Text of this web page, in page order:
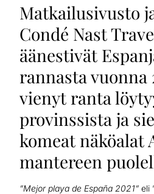
Matkailusivusto
Condé Nast
äänestivät
rannasta vuonna
vienyt ranta
provinssista ja
komeat näköalat
mantereen
”Mejor playa de España 2021” eli